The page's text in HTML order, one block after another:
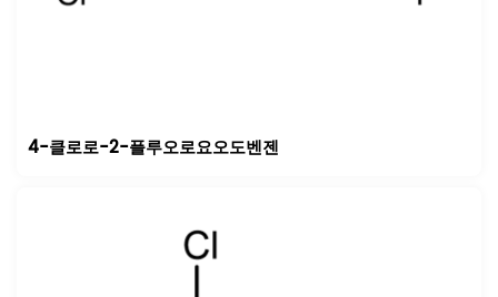
4-클로로-2-플루오로요오도벤젠